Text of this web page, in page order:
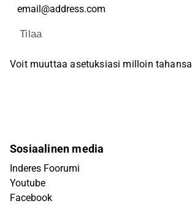
Tilaa
Voit muuttaa asetuksiasi milloin tahansa
Sosiaalinen media
Inderes Foorumi
Youtube
Facebook